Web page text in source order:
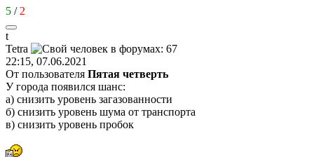
5 / 2
t
Tetra
22:15, 07.06.2021
От пользователя Пятая четверть
У города появился шанс:
а) снизить уровень загазованности
б) снизить уровень шума от транспорта
в) снизить уровень пробок